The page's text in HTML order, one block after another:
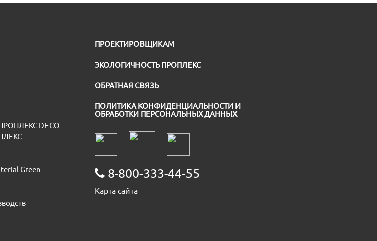
DECO
Green
ПРОЕКТИРОВЩИКАМ
ЭКОЛОГИЧНОСТЬ ПРОПЛЕКС
ОБРАТНАЯ СВЯЗЬ
ПОЛИТИКА КОНФИДЕНЦИАЛЬНОСТИ И
ОБРАБОТКИ ПЕРСОНАЛЬНЫХ ДАННЫХ
8-800-333-44-55
Карта сайта